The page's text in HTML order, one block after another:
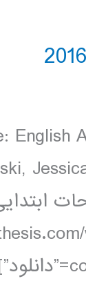
English